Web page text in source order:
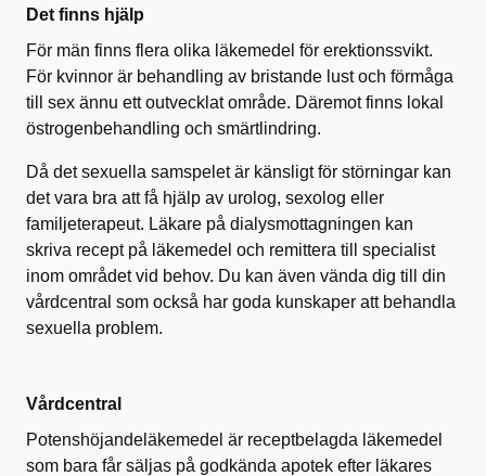
Det finns hjälp
För män finns flera olika läkemedel för erektionssvikt.
För kvinnor är behandling av bristande lust och förmåga
till sex ännu ett outvecklat område. Däremot finns lokal
östrogenbehandling och smärtlindring.
Då det sexuella samspelet är känsligt för störningar kan
det vara bra att få hjälp av urolog, sexolog eller
familjeterapeut. Läkare på dialysmottagningen kan
skriva recept på läkemedel och remittera till specialist
inom området vid behov. Du kan även vända dig till din
vårdcentral som också har goda kunskaper att behandla
sexuella problem.
Vårdcentral
Potenshöjandeläkemedel är receptbelagda läkemedel
som bara får säljas på godkända apotek efter läkares